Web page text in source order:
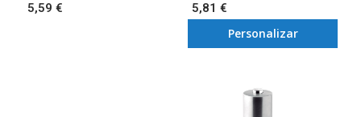
5,59 €
5,81 €
Personalizar